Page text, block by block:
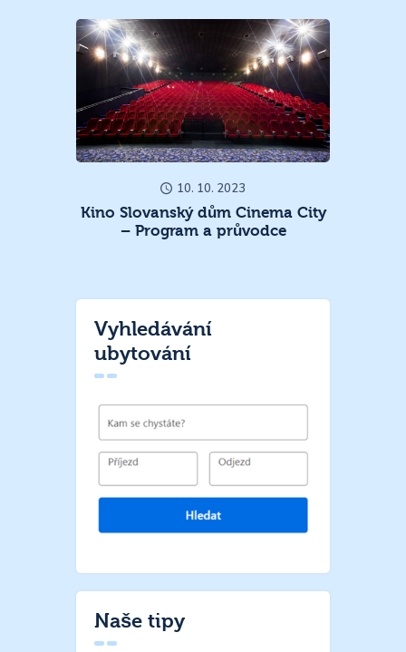
10. 10. 2023
Kino Slovanský dům Cinema City
– Program a průvodce
Vyhledávání
ubytování
Naše tipy